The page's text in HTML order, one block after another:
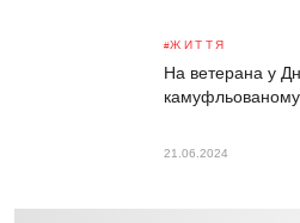
ЖИТТЯ
На ветерана у
камуфльованому
21.06.2024